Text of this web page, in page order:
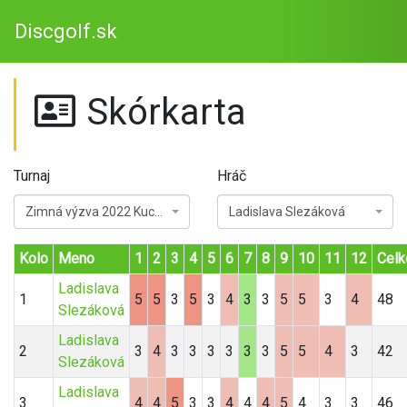
Discgolf.sk
Skórkarta
Turnaj Hráč
Ladislava Slezáková
Kolo Meno 1 2 3 4 5 6 7 8 9 10 11 12
1
Ladislava
Slezáková
5 5 3 5 3 4 3 3 5 5 3 4 48
2
Ladislava
Slezáková
3 4 3 3 3 3 3 3 5 5 4 3 42
3
Ladislava
4 4 5 3 3 4 4 4 5 4 3 3 46